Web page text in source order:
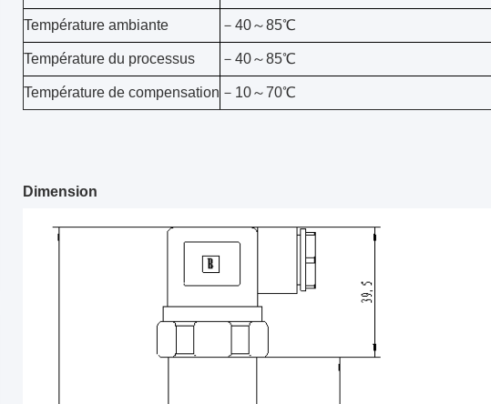
Température ambiante －40～85℃
Température du processus －40～85℃
Température de compensation －10～70℃
Dimension